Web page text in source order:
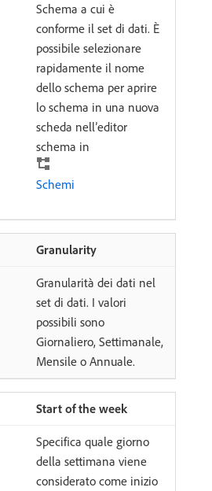
Schema a cui è
conforme il set di dati. È
possibile selezionare
rapidamente il nome
dello schema per aprire
lo schema in una nuova
scheda nell’editor
schema in
Schemi
Granularity
Granularità dei dati nel
set di dati. I valori
possibili sono
Giornaliero, Settimanale,
Mensile o Annuale.
Start of the week
Specifica quale giorno
della settimana viene
considerato come inizio